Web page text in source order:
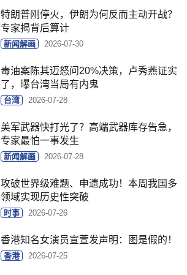
特朗普刚停火，伊朗为何反而主动开战？
专家揭背后算计
新闻解画 2026-07-30
毒油案陈其迈怒问20%决策，卢秀燕证实
了，曝台湾当局有内鬼
台湾 2026-07-28
美军武器快打光了？高端武器库存告急，
专家最怕一事发生
新闻解画 2026-07-28
攻破世界级难题、申遗成功！本周我国多
领域实现历史性突破
时事 2026-07-26
香港知名女演员宣萱发声明：图是假的！
香港 2026-07-25